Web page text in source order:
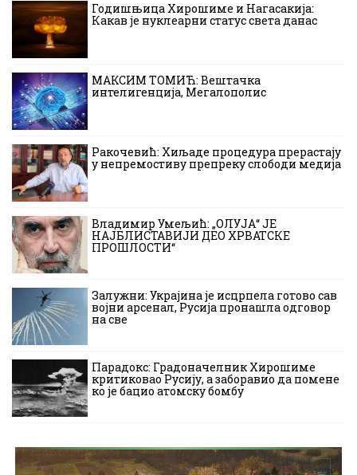
Годишњица Хирошиме и Нагасакија:
Какав је нуклеарни статус света данас
МАКСИМ ТОМИЋ: Вештачка
интелигенција, Мегалополис
Ракочевић: Хиљаде процедура прерастају
у непремостиву препреку слободи медија
Владимир Умељић: „ОЛУЈА“ ЈЕ
НАЈБЛИСТАВИЈИ ДЕО ХРВАТСКЕ
ПРОШЛОСТИ“
Залужни: Украјина је исцрпела готово сав
војни арсенал, Русија пронашла одговор
на све
Парадокс: Градоначелник Хирошиме
критиковао Русију, а заборавио да помене
ко је бацио атомску бомбу